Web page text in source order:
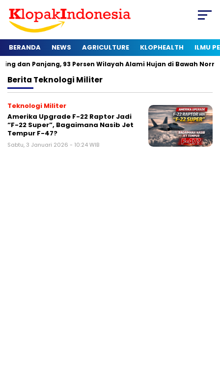
BERANDA NEWS AGRICULTURE KLOPHEALTH ILMU
Panjang, 93 Persen Wilayah Alami Hujan di Bawah Normal
Berita Teknologi Militer
Teknologi Militer
Amerika Upgrade F-22 Raptor Jadi
“F-22 Super”, Bagaimana Nasib Jet
Tempur F-47?
Sabtu, 3 Januari 2026 - 10:24 WIB